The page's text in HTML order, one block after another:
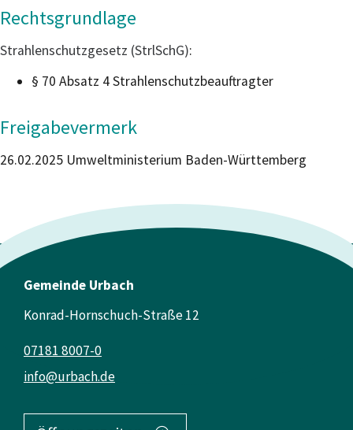
Rechtsgrundlage
Strahlenschutzgesetz (StrlSchG):
§ 70 Absatz 4 Strahlenschutzbeauftragter
Freigabevermerk
26.02.2025 Umweltministerium Baden-Württemberg
Gemeinde Urbach
Konrad-Hornschuch-Straße 12
info@urbach.de
07181 8007-0